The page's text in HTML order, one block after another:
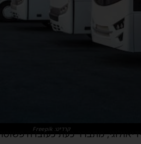
קרדיט: Freepik
מתברר כעת כעובדה